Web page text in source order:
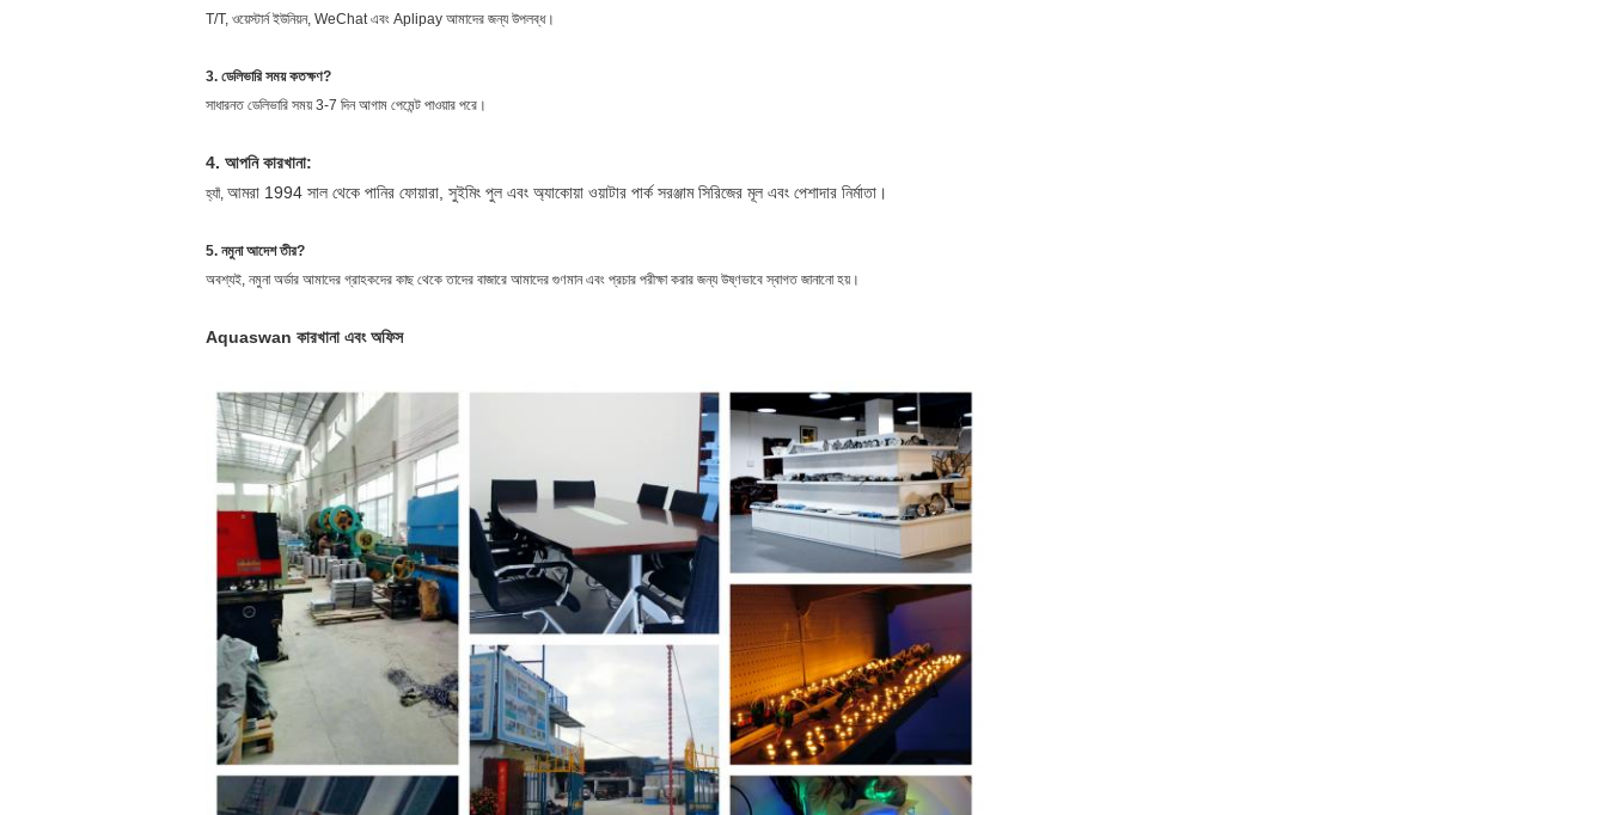
T/T, ওয়েস্টার্ন ইউনিয়ন, WeChat এবং Aplipay আমাদের জন্য উপলব্ধ।
3. ডেলিভারি সময় কতক্ষণ?
সাধারনত ডেলিভারি সময় 3-7 দিন আগাম পেমেন্ট পাওয়ার পরে।
4. আপনি কারখানা:
হ্যাঁ, আমরা 1994 সাল থেকে পানির ফোয়ারা, সুইমিং পুল এবং অ্যাকোয়া ওয়াটার পার্ক সরঞ্জাম সিরিজের মূল এবং পেশাদার নির্মাতা।
5. নমুনা আদেশ তীর?
অবশ্যই, নমুনা অর্ডার আমাদের গ্রাহকদের কাছ থেকে তাদের বাজারে আমাদের গুণমান এবং প্রচার পরীক্ষা করার জন্য উষ্ণভাবে স্বাগত জানানো হয়।
Aquaswan কারখানা এবং অফিস